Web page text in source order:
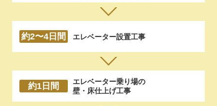
約2〜4日間 エレベーター設置工事
約1日間
エレベーター乗り場の
壁・床仕上げ工事